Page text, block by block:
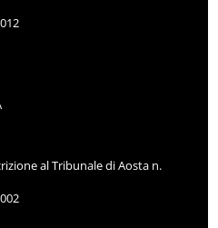
al Tribunale di Aosta n.